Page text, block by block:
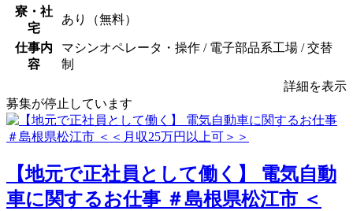
寮・社
宅
あり（無料）
仕事内
容
マシンオペレータ・操作 / 電子部品系工場 / 交替
制
詳細を表示
募集が停止しています
【地元で正社員として働く】 電気自動
車に関するお仕事 ＃島根県松江市 ＜